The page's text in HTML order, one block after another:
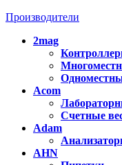
Производители
2mag
Acom
Счетные
Adam
AHN